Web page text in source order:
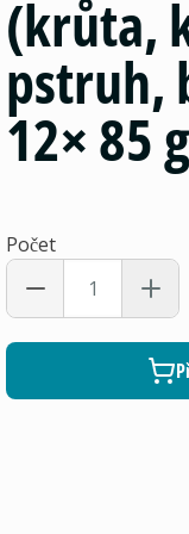
(krůta,
pstruh,
12× 85 g
Počet